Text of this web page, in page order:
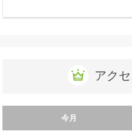
アク
今月